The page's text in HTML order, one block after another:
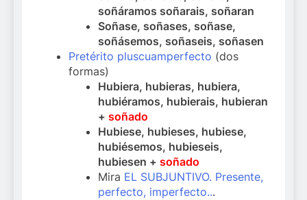
soñáramos soñarais, soñaran
Soñase, soñases, soñase,
soñásemos, soñaseis, soñasen
Pretérito pluscuamperfecto (dos
formas)
Hubiera, hubieras, hubiera,
hubiéramos, hubierais, hubieran
+soñado
Hubiese, hubieses, hubiese,
hubiésemos, hubieseis,
hubiesen +soñado
Mira EL SUBJUNTIVO. Presente,
perfecto, imperfecto...